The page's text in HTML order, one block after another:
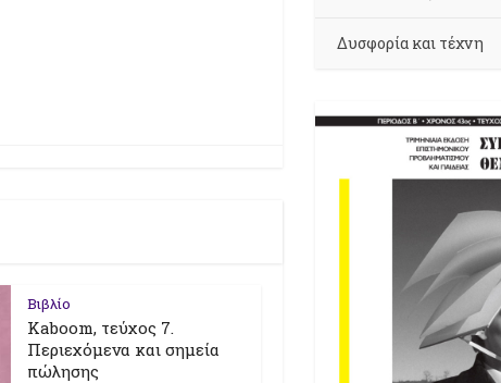
Βιβλίο
Kaboom, τεύχος 7.
Περιεχόμενα και σημεία
πώλησης
Δυσφορία και τέχνη